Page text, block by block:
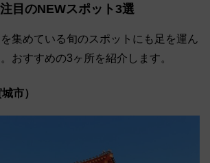
⽬のNEWスポット3選
集めている旬のスポットにも足を運ん
おすすめの3ヶ所を紹介します。
市）